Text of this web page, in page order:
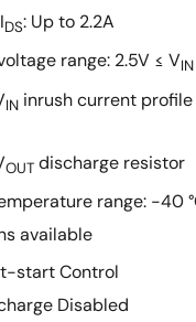
DS: Up to 2.2A
range: 2.5V ≤ VIN
IN inrush current
OUT discharge resistor
range: -40
available
start Control
Disabled